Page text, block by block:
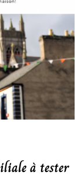
à tester